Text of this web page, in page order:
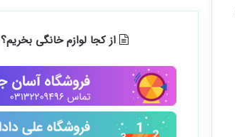
از کجا لوازم خانگی بخریم؟